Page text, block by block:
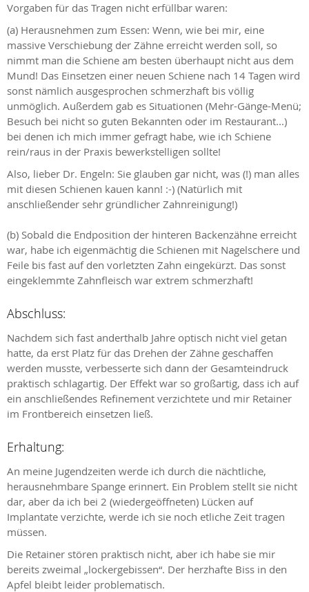
Vorgaben für das Tragen nicht erfüllbar waren:
(a) Herausnehmen zum Essen: Wenn, wie bei mir, eine
massive Verschiebung der Zähne erreicht werden soll, so
nimmt man die Schiene am besten überhaupt nicht aus dem
Mund! Das Einsetzen einer neuen Schiene nach 14 Tagen wird
sonst nämlich ausgesprochen schmerzhaft bis völlig
unmöglich. Außerdem gab es Situationen (Mehr-Gänge-Menü;
Besuch bei nicht so guten Bekannten oder im Restaurant...)
bei denen ich mich immer gefragt habe, wie ich Schiene
rein/raus in der Praxis bewerkstelligen sollte!
Also, lieber Dr. Engeln: Sie glauben gar nicht, was (!) man alles
mit diesen Schienen kauen kann! :-) (Natürlich mit
anschließender sehr gründlicher Zahnreinigung!)
(b) Sobald die Endposition der hinteren Backenzähne erreicht
war, habe ich eigenmächtig die Schienen mit Nagelschere und
Feile bis fast auf den vorletzten Zahn eingekürzt. Das sonst
eingeklemmte Zahnfleisch war extrem schmerzhaft!
Abschluss:
Nachdem sich fast anderthalb Jahre optisch nicht viel getan
hatte, da erst Platz für das Drehen der Zähne geschaffen
werden musste, verbesserte sich dann der Gesamteindruck
praktisch schlagartig. Der Effekt war so großartig, dass ich auf
ein anschließendes Refinement verzichtete und mir Retainer
im Frontbereich einsetzen ließ.
Erhaltung:
An meine Jugendzeiten werde ich durch die nächtliche,
herausnehmbare Spange erinnert. Ein Problem stellt sie nicht
dar, aber da ich bei 2 (wiedergeöffneten) Lücken auf
Implantate verzichte, werde ich sie noch etliche Zeit tragen
müssen.
Die Retainer stören praktisch nicht, aber ich habe sie mir
bereits zweimal „lockergebissen“. Der herzhafte Biss in den
Apfel bleibt leider problematisch.